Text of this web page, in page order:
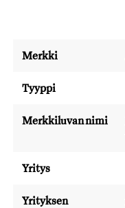
Merkki
Tyyppi
Merkkiluvan nimi
Yritys
Yrityksen